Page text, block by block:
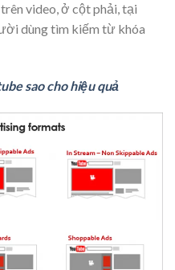
video, ở cột phải, tại
dùng tìm kiếm từ khóa
sao cho hiệu quả